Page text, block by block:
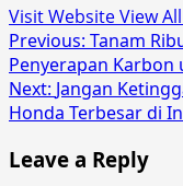
Visit WebsiteView
Post
navigation
Previous: Tanam
Penyerapan
Next: Jangan
Honda Terbesar di
Leave a Reply